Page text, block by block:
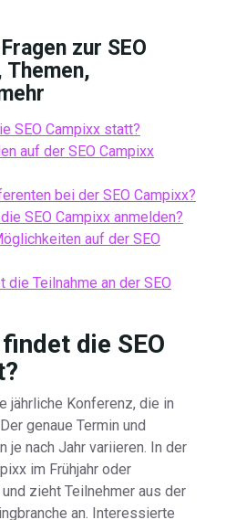
zur SEO
Themen,
SEO Campixx statt?
auf der SEO Campixx
bei der SEO Campixx?
SEO Campixx anmelden?
auf der SEO
Teilnahme an der SEO
die SEO
jährliche Konferenz, die in
genaue Termin und
je nach Jahr variieren. In der
im Frühjahr oder
zieht Teilnehmer aus der
an. Interessierte